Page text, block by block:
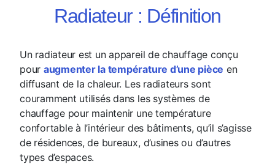
Radiateur : Définition
Un radiateur est un appareil de chauffage conçu
pour augmenter la température d’une pièce en
diffusant de la chaleur. Les radiateurs sont
couramment utilisés dans les systèmes de
chauffage pour maintenir une température
confortable à l’intérieur des bâtiments, qu’il s’agisse
de résidences, de bureaux, d’usines ou d’autres
types d’espaces.